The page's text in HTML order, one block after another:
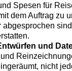
Spesen für
dem Auftrag zu
abgesprochen
und
nicht